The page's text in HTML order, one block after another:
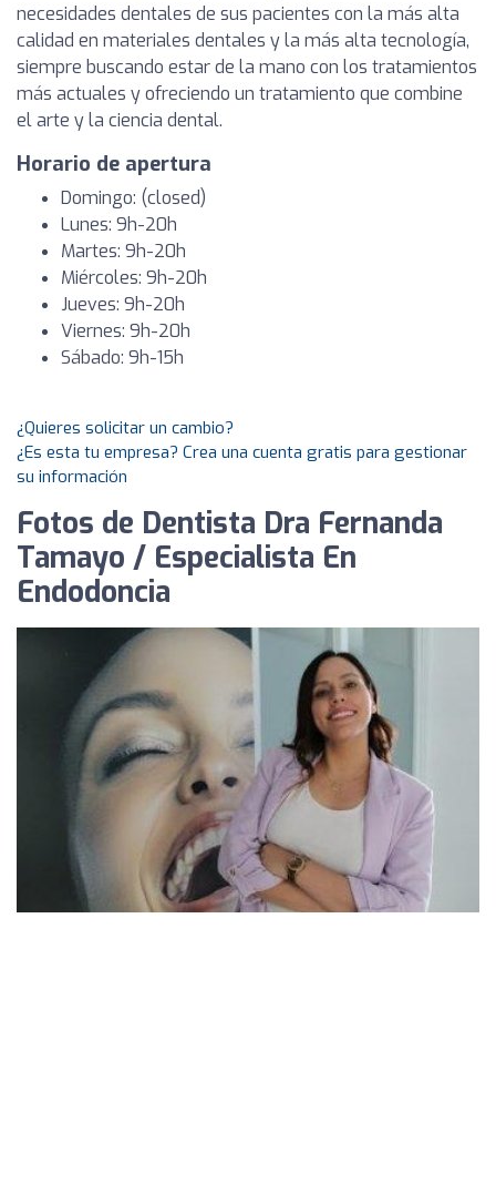
necesidades dentales de sus pacientes con la más alta
calidad en materiales dentales y la más alta tecnología,
siempre buscando estar de la mano con los tratamientos
más actuales y ofreciendo un tratamiento que combine
el arte y la ciencia dental.
Horario de apertura
Domingo: (closed)
Lunes: 9h-20h
Martes: 9h-20h
Miércoles: 9h-20h
Jueves: 9h-20h
Viernes: 9h-20h
Sábado: 9h-15h
¿Quieres solicitar un cambio?
¿Es esta tu empresa? Crea una cuenta gratis para gestionar
su información
Fotos de Dentista Dra Fernanda
Tamayo / Especialista En
Endodoncia